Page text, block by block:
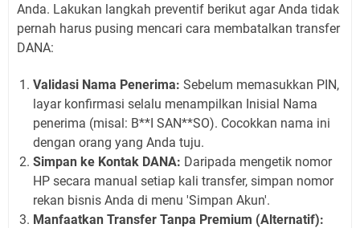
Anda. Lakukan langkah preventif berikut agar Anda tidak
pernah harus pusing mencari cara membatalkan transfer
DANA:
Validasi Nama Penerima: Sebelum memasukkan PIN,
layar konfirmasi selalu menampilkan Inisial Nama
penerima (misal: B**I SAN**SO). Cocokkan nama ini
dengan orang yang Anda tuju.
Simpan ke Kontak DANA: Daripada mengetik nomor
HP secara manual setiap kali transfer, simpan nomor
rekan bisnis Anda di menu 'Simpan Akun'.
Manfaatkan Transfer Tanpa Premium (Alternatif):